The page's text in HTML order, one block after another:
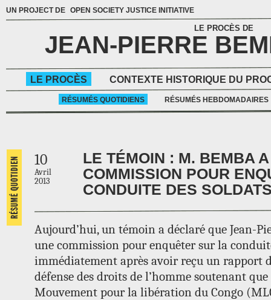
UN PROJECT DE OPEN SOCIETY JUSTICE INITIATIVE
LE PROCÈS DE
JEAN-PIERRE
LE PROCÈS CONTEXTE HISTORIQUE DU
RÉSUMÉS QUOTIDIENS RÉSUMÉS HEBDOMADAIRES
10
Avril
2013
LE TÉMOIN : M. BEMBA
COMMISSION POUR
CONDUITE DES
Aujourd’hui, un témoin a déclaré que Jean-
une commission pour enquêter sur la
immédiatement après avoir reçu un rapport
défense des droits de l’homme soutenant
Mouvement pour la libération du Congo